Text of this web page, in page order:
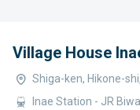
Village House
Shiga-ken, Hikone-
Inae Station - JR